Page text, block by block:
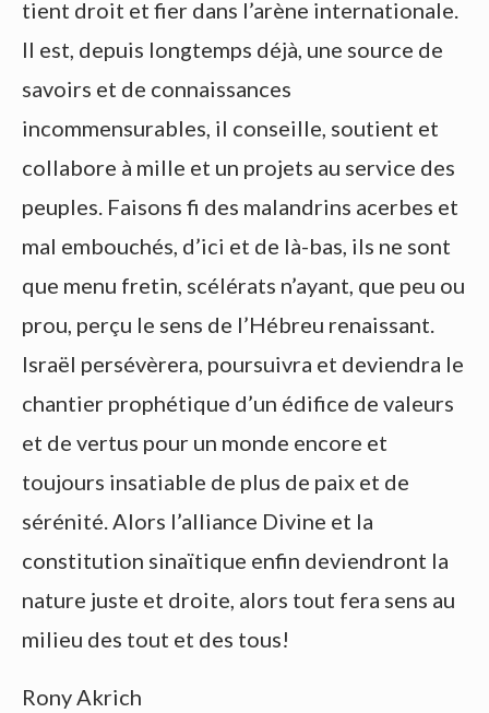
tient droit et fier dans l’arène internationale.
Il est, depuis longtemps déjà, une source de
savoirs et de connaissances
incommensurables, il conseille, soutient et
collabore à mille et un projets au service des
peuples. Faisons fi des malandrins acerbes et
mal embouchés, d’ici et de là-bas, ils ne sont
que menu fretin, scélérats n’ayant, que peu ou
prou, perçu le sens de l’Hébreu renaissant.
Israël persévèrera, poursuivra et deviendra le
chantier prophétique d’un édifice de valeurs
et de vertus pour un monde encore et
toujours insatiable de plus de paix et de
sérénité. Alors l’alliance Divine et la
constitution sinaïtique enfin deviendront la
nature juste et droite, alors tout fera sens au
milieu des tout et des tous!
Rony Akrich